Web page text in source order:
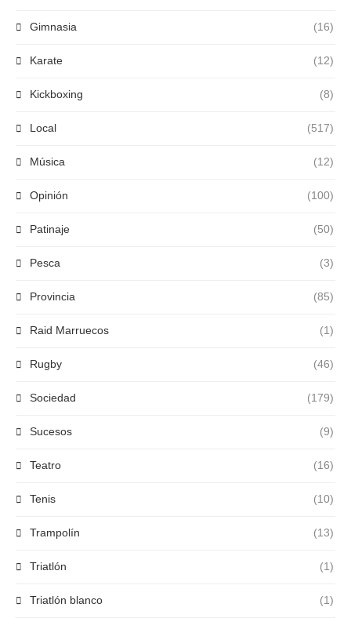
Gimnasia (16)
Karate (12)
Kickboxing (8)
Local (517)
Música (12)
Opinión (100)
Patinaje (50)
Pesca (3)
Provincia (85)
Raid Marruecos (1)
Rugby (46)
Sociedad (179)
Sucesos (9)
Teatro (16)
Tenis (10)
Trampolín (13)
Triatlón (1)
Triatlón blanco (1)